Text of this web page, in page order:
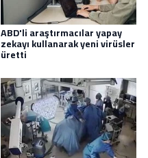
ABD'li araştırmacılar yapay
zekayı kullanarak yeni virüsler
üretti